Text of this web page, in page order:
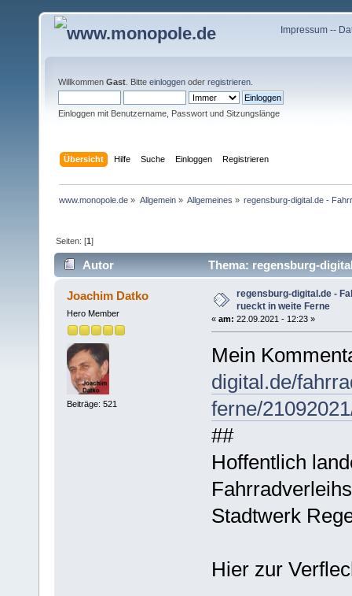
Impressum--
Willkommen Gast . Bitte einloggen oder registrieren
Einloggen mit Benutzername, Passwort und Sitzungslänge
Übersicht Hilfe Suche Einloggen Registrieren
www.monopole.de » Allgemein» Allgemeines » regensburg-digital.de -
Seiten: [1]
Autor
Thema: regensburg-
mal)
Joachim Datko
Hero Member
Beiträge: 521
regensburg-digital.de -
rueckt in weite Ferne
« am: 22.09.2021 - 12:23 »
Mein
digital.de/
ferne/
##
Hoffentlich
Stadtwerk
Hier zur